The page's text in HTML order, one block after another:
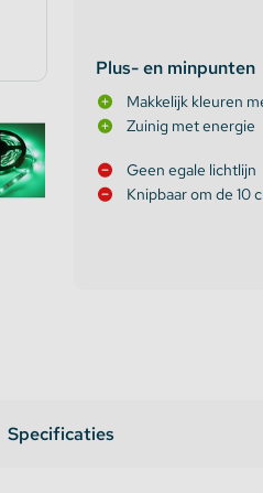
Topmet
Lumines
Plus- en minpunten
Makkelijk kleuren
Zuinig met energie
Geen egale lichtlijn
Knipbaar om de 10
Specificaties